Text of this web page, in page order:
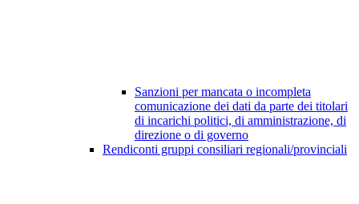
Sanzioni per mancata o incompleta
comunicazione dei dati da parte dei titolari
di incarichi politici, di amministrazione, di
direzione o di governo
Rendiconti gruppi consiliari regionali/provinciali